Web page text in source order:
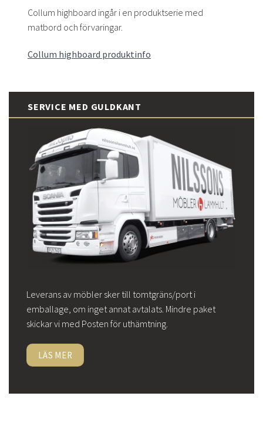
Collum highboard ingår i en produktserie med
matbord och förvaringar.
Collum highboard produktinfo
SERVICE MED GULDKANT
Leverans av möbler sker till tomtgräns/port i
emballage, om inget annat avtalats. Mindre paket
skickar vi med Posten för uthämtning.
LÄS MER